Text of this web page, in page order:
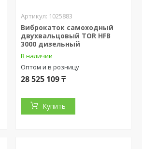
1025883
Виброкаток самоходный
двухвальцовый TOR HFB
3000 дизельный
В наличии
Оптом и в розницу
28 525 109 ₸
Купить